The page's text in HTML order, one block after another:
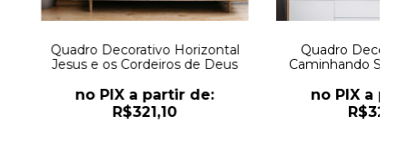
Quadro Decorativo Horizontal
Jesus e os Cordeiros de Deus
no PIX a partir de:
R$321,10
Quadro
Caminhando
no PIX a